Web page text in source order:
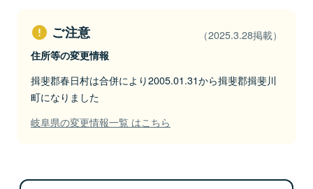
ご注意 （2025.3.28掲載）
住所等の変更情報
揖斐郡春日村は合併により2005.01.31から揖斐郡揖斐川
町になりました
岐阜県の変更情報一覧 はこちら